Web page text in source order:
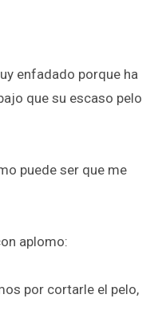
que su escaso pelo
puede ser que me
aplomo:
por cortarle el pelo,